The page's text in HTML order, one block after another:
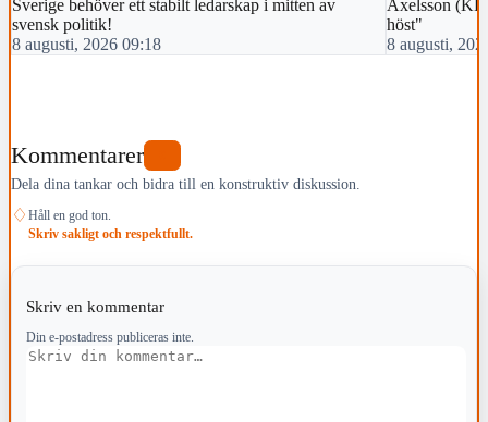
Sverige behöver ett stabilt ledarskap i mitten av
svensk politik!
8 augusti, 2026 09:18
Axelsson
höst"
8 augusti,
Kommentarer
Dela dina tankar och bidra till en konstruktiv diskussion.
♢ Håll en god ton.
Skriv sakligt och respektfullt.
Skriv en kommentar
Din e-postadress publiceras inte.
Kommentar